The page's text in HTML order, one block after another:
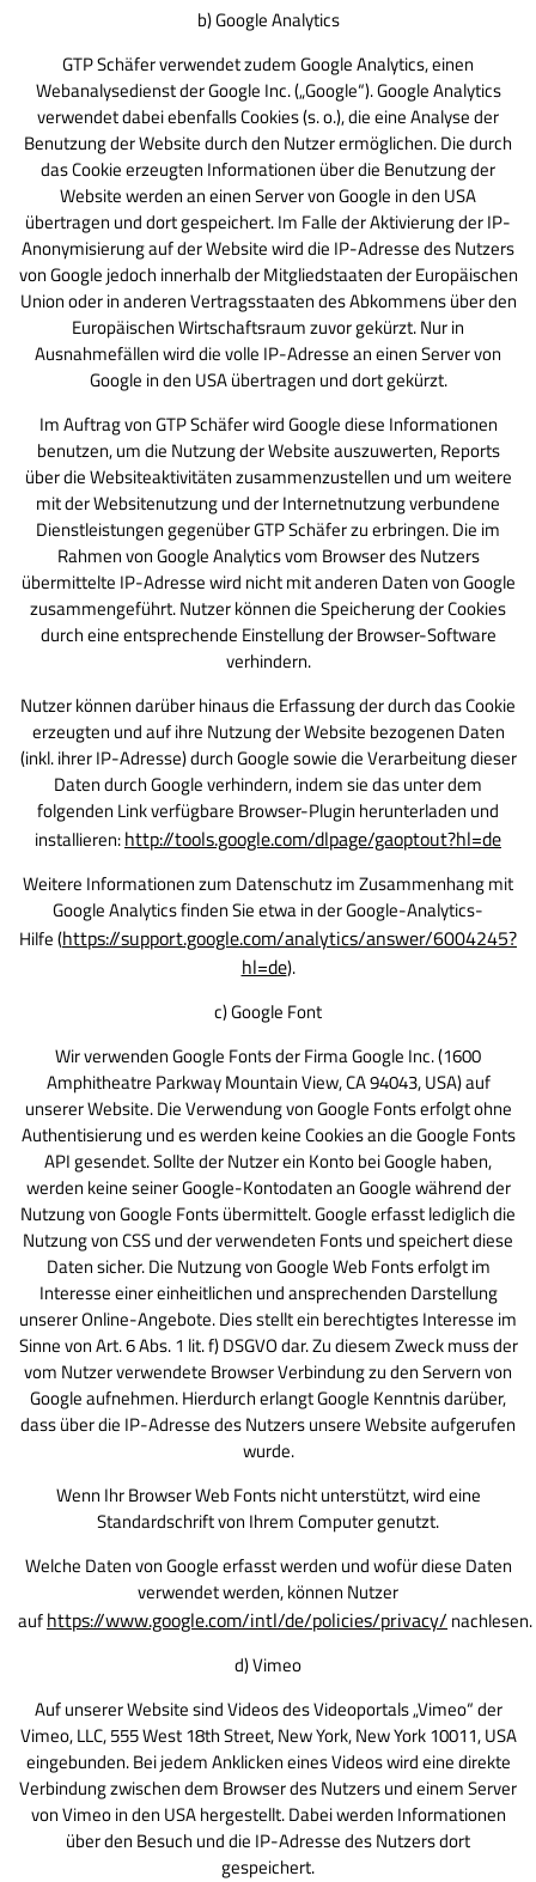
b) Google Analytics
GTP Schäfer verwendet zudem Google Analytics, einen
Webanalysedienst der Google Inc. („Google“). Google Analytics
verwendet dabei ebenfalls Cookies (s. o.), die eine Analyse der
Benutzung der Website durch den Nutzer ermöglichen. Die durch
das Cookie erzeugten Informationen über die Benutzung der
Website werden an einen Server von Google in den USA
übertragen und dort gespeichert. Im Falle der Aktivierung der IP-
Anonymisierung auf der Website wird die IP-Adresse des Nutzers
von Google jedoch innerhalb der Mitgliedstaaten der Europäischen
Union oder in anderen Vertragsstaaten des Abkommens über den
Europäischen Wirtschaftsraum zuvor gekürzt. Nur in
Ausnahmefällen wird die volle IP-Adresse an einen Server von
Google in den USA übertragen und dort gekürzt.
Im Auftrag von GTP Schäfer wird Google diese Informationen
benutzen, um die Nutzung der Website auszuwerten, Reports
über die Websiteaktivitäten zusammenzustellen und um weitere
mit der Websitenutzung und der Internetnutzung verbundene
Dienstleistungen gegenüber GTP Schäfer zu erbringen. Die im
Rahmen von Google Analytics vom Browser des Nutzers
übermittelte IP-Adresse wird nicht mit anderen Daten von Google
zusammengeführt. Nutzer können die Speicherung der Cookies
durch eine entsprechende Einstellung der Browser-Software
verhindern.
Nutzer können darüber hinaus die Erfassung der durch das Cookie
erzeugten und auf ihre Nutzung der Website bezogenen Daten
(inkl. ihrer IP-Adresse) durch Google sowie die Verarbeitung dieser
Daten durch Google verhindern, indem sie das unter dem
folgenden Link verfügbare Browser-Plugin herunterladen und
installieren:http://tools.google.com/dlpage/gaoptout?hl=de
Weitere Informationen zum Datenschutz im Zusammenhang mit
Google Analytics finden Sie etwa in der Google-Analytics-
Hilfe (https://support.google.com/analytics/answer/6004245?
hl=de).
c) Google Font
Wir verwenden Google Fonts der Firma Google Inc. (1600
Amphitheatre Parkway Mountain View, CA 94043, USA) auf
unserer Website. Die Verwendung von Google Fonts erfolgt ohne
Authentisierung und es werden keine Cookies an die Google Fonts
API gesendet. Sollte der Nutzer ein Konto bei Google haben,
werden keine seiner Google-Kontodaten an Google während der
Nutzung von Google Fonts übermittelt. Google erfasst lediglich die
Nutzung von CSS und der verwendeten Fonts und speichert diese
Daten sicher. Die Nutzung von Google Web Fonts erfolgt im
Interesse einer einheitlichen und ansprechenden Darstellung
unserer Online-Angebote. Dies stellt ein berechtigtes Interesse im
Sinne von Art. 6 Abs. 1 lit. f) DSGVO dar. Zu diesem Zweck muss der
vom Nutzer verwendete Browser Verbindung zu den Servern von
Google aufnehmen. Hierdurch erlangt Google Kenntnis darüber,
dass über die IP-Adresse des Nutzers unsere Website aufgerufen
wurde.
Wenn Ihr Browser Web Fonts nicht unterstützt, wird eine
Standardschrift von Ihrem Computer genutzt.
Welche Daten von Google erfasst werden und wofür diese Daten
verwendet werden, können Nutzer
aufhttps://www.google.com/intl/de/policies/privacy/ nachlesen.
d) Vimeo
Auf unserer Website sind Videos des Videoportals „Vimeo“ der
Vimeo, LLC, 555 West 18th Street, New York, New York 10011, USA
eingebunden. Bei jedem Anklicken eines Videos wird eine direkte
Verbindung zwischen dem Browser des Nutzers und einem Server
von Vimeo in den USA hergestellt. Dabei werden Informationen
über den Besuch und die IP-Adresse des Nutzers dort
gespeichert.